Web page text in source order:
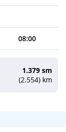
08:00
1.379 sm
(2.554) km